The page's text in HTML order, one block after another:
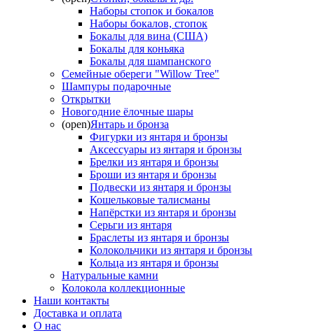
Наборы стопок и бокалов
Наборы бокалов, стопок
Бокалы для вина (США)
Бокалы для коньяка
Бокалы для шампанского
Семейные обереги "Willow Tree"
Шампуры подарочные
Открытки
Новогодние ёлочные шары
(open)Янтарь и бронза
Фигурки из янтаря и бронзы
Аксессуары из янтаря и бронзы
Брелки из янтаря и бронзы
Броши из янтаря и бронзы
Подвески из янтаря и бронзы
Кошельковые талисманы
Напёрстки из янтаря и бронзы
Серьги из янтаря
Браслеты из янтаря и бронзы
Колокольчики из янтаря и бронзы
Кольца из янтаря и бронзы
Натуральные камни
Колокола коллекционные
Наши контакты
Доставка и оплата
О нас